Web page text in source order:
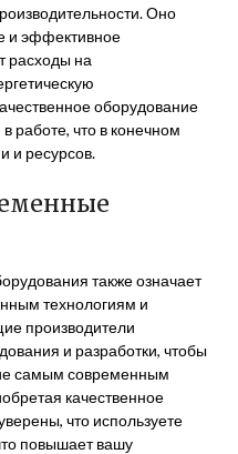
Оно
и эффективное
расходы на
оборудование
работе, что в конечном
и ресурсов.
также означает
технологиям и
производители
и разработки, чтобы
самым современным
качественное
что используете
повышает вашу